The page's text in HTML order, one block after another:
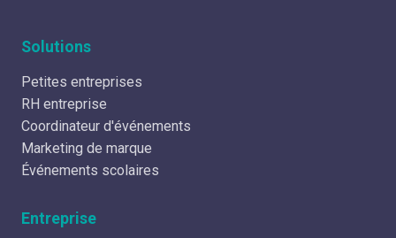
Solutions
Petites entreprises
RH entreprise
Coordinateur d'événements
Marketing de marque
Événements scolaires
Entreprise